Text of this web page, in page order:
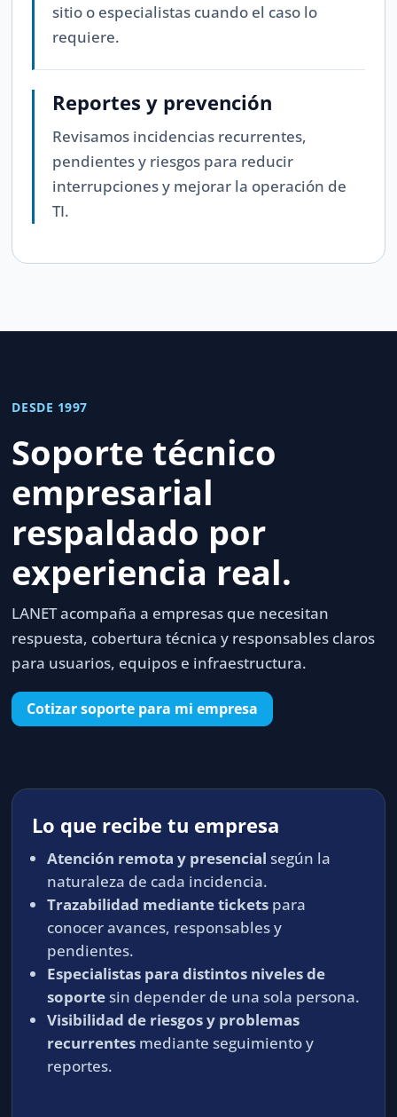
sitio o especialistas cuando el caso lo
requiere.
Reportes y prevención
Revisamos incidencias recurrentes,
pendientes y riesgos para reducir
interrupciones y mejorar la operación de
TI.
DESDE 1997
Soporte técnico
empresarial
respaldado por
experiencia real.
LANET acompaña a empresas que necesitan
respuesta, cobertura técnica y responsables claros
para usuarios, equipos e infraestructura.
Cotizar soporte para mi empresa
Lo que recibe tu empresa
Atención remota y presencial según la
naturaleza de cada incidencia.
Trazabilidad mediante tickets para
conocer avances, responsables y
pendientes.
Especialistas para distintos niveles de
soportesin depender de una sola persona.
Visibilidad de riesgos y problemas
recurrentes mediante seguimiento y
reportes.